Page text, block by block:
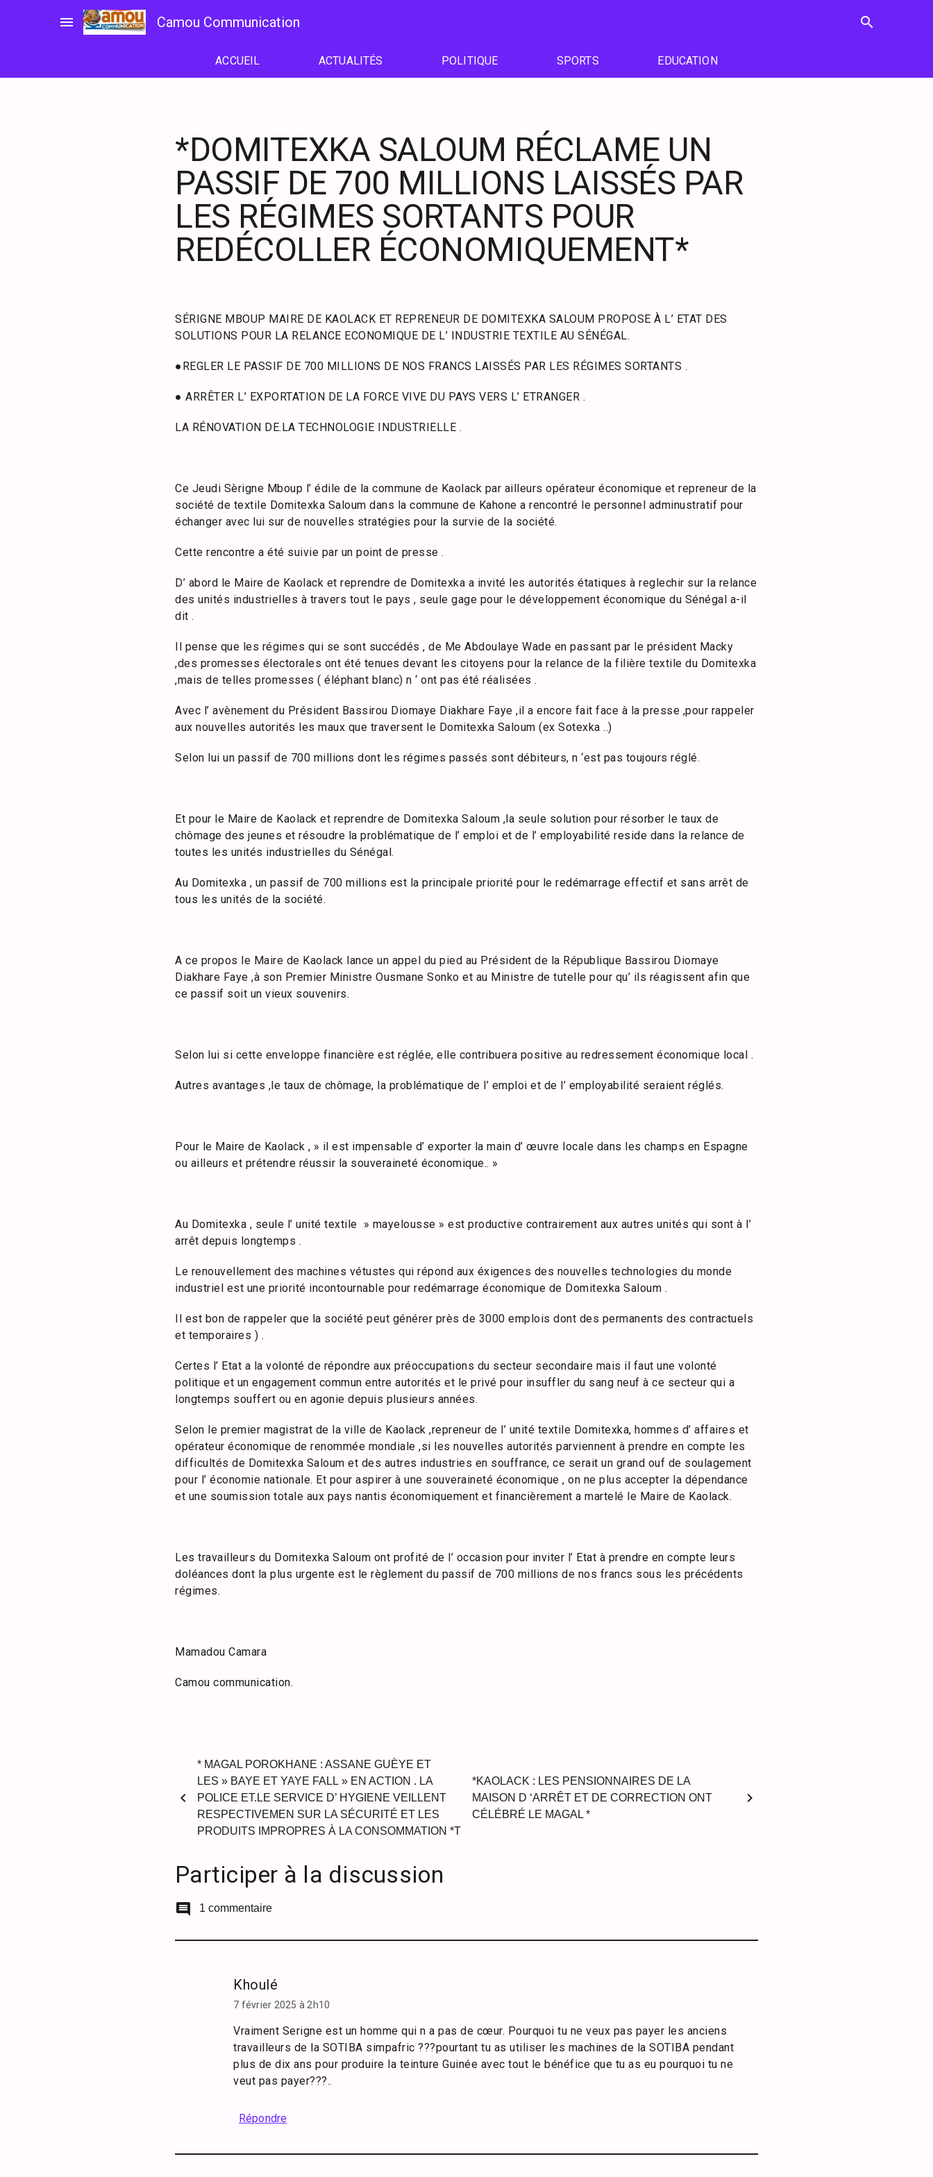
menu Camou Communication search
ACCUEIL ACTUALITÉS POLITIQUE SPORTS EDUCATION
*DOMITEXKA SALOUM RÉCLAME UN
PASSIF DE 700 MILLIONS LAISSÉS PAR
LES RÉGIMES SORTANTS POUR
REDÉCOLLER ÉCONOMIQUEMENT*
SÉRIGNE MBOUP MAIRE DE KAOLACK ET REPRENEUR DE DOMITEXKA SALOUM PROPOSE À L’ ETAT DES
SOLUTIONS POUR LA RELANCE ECONOMIQUE DE L’ INDUSTRIE TEXTILE AU SÉNÉGAL.
●REGLER LE PASSIF DE 700 MILLIONS DE NOS FRANCS LAISSÉS PAR LES RÉGIMES SORTANTS .
● ARRÊTER L’ EXPORTATION DE LA FORCE VIVE DU PAYS VERS L’ ETRANGER .
LA RÉNOVATION DE.LA TECHNOLOGIE INDUSTRIELLE .
Ce Jeudi Sèrigne Mboup l’ édile de la commune de Kaolack par ailleurs opérateur économique et repreneur de la
société de textile Domitexka Saloum dans la commune de Kahone a rencontré le personnel adminustratif pour
échanger avec lui sur de nouvelles stratégies pour la survie de la société.
Cette rencontre a été suivie par un point de presse .
D’ abord le Maire de Kaolack et reprendre de Domitexka a invité les autorités étatiques à reglechir sur la relance
des unités industrielles à travers tout le pays , seule gage pour le développement économique du Sénégal a-il
dit .
Il pense que les régimes qui se sont succédés , de Me Abdoulaye Wade en passant par le président Macky
,des promesses électorales ont été tenues devant les citoyens pour la relance de la filière textile du Domitexka
,mais de telles promesses ( éléphant blanc) n ‘ ont pas été réalisées .
Avec l’ avènement du Président Bassirou Diomaye Diakhare Faye ,il a encore fait face à la presse ,pour rappeler
aux nouvelles autorités les maux que traversent le Domitexka Saloum (ex Sotexka ..)
Selon lui un passif de 700 millions dont les régimes passés sont débiteurs, n ‘est pas toujours réglé.
Et pour le Maire de Kaolack et reprendre de Domitexka Saloum ,la seule solution pour résorber le taux de
chômage des jeunes et résoudre la problématique de l’ emploi et de l’ employabilité reside dans la relance de
toutes les unités industrielles du Sénégal.
Au Domitexka , un passif de 700 millions est la principale priorité pour le redémarrage effectif et sans arrêt de
tous les unités de la société.
A ce propos le Maire de Kaolack lance un appel du pied au Président de la République Bassirou Diomaye
Diakhare Faye ,à son Premier Ministre Ousmane Sonko et au Ministre de tutelle pour qu’ ils réagissent afin que
ce passif soit un vieux souvenirs.
Selon lui si cette enveloppe financière est réglée, elle contribuera positive au redressement économique local .
Autres avantages ,le taux de chômage, la problématique de l’ emploi et de l’ employabilité seraient réglés.
Pour le Maire de Kaolack , » il est impensable d’ exporter la main d’ œuvre locale dans les champs en Espagne
ou ailleurs et prétendre réussir la souveraineté économique.. »
Au Domitexka , seule l’ unité textile » mayelousse » est productive contrairement aux autres unités qui sont à l’
arrêt depuis longtemps .
Le renouvellement des machines vétustes qui répond aux éxigences des nouvelles technologies du monde
industriel est une priorité incontournable pour redémarrage économique de Domitexka Saloum .
Il est bon de rappeler que la société peut générer près de 3000 emplois dont des permanents des contractuels
et temporaires ) .
Certes l’ Etat a la volonté de répondre aux préoccupations du secteur secondaire mais il faut une volonté
politique et un engagement commun entre autorités et le privé pour insuffler du sang neuf à ce secteur qui a
longtemps souffert ou en agonie depuis plusieurs années.
Selon le premier magistrat de la ville de Kaolack ,repreneur de l’ unité textile Domitexka, hommes d’ affaires et
opérateur économique de renommée mondiale ,si les nouvelles autorités parviennent à prendre en compte les
difficultés de Domitexka Saloum et des autres industries en souffrance, ce serait un grand ouf de soulagement
pour l’ économie nationale. Et pour aspirer à une souveraineté économique , on ne plus accepter la dépendance
et une soumission totale aux pays nantis économiquement et financièrement a martelé le Maire de Kaolack.
Les travailleurs du Domitexka Saloum ont profité de l’ occasion pour inviter l’ Etat à prendre en compte leurs
doléances dont la plus urgente est le règlement du passif de 700 millions de nos francs sous les précédents
régimes.
Mamadou Camara
Camou communication.
chevron_left
* MAGAL POROKHANE : ASSANE GUÈYE ET
LES » BAYE ET YAYE FALL » EN ACTION . LA
POLICE ET.LE SERVICE D’ HYGIENE VEILLENT
RESPECTIVEMEN SUR LA SÉCURITÉ ET LES
PRODUITS IMPROPRES À LA CONSOMMATION *T
*KAOLACK : LES PENSIONNAIRES DE LA
MAISON D ‘ARRÊT ET DE CORRECTION ONT
CÉLÉBRÉ LE MAGAL *
chevron_right
Participer à la discussion
comment 1 commentaire
Khoulé
7 février 2025 à 2h10
Vraiment Serigne est un homme qui n a pas de cœur. Pourquoi tu ne veux pas payer les anciens
travailleurs de la SOTIBA simpafric ???pourtant tu as utiliser les machines de la SOTIBA pendant
plus de dix ans pour produire la teinture Guinée avec tout le bénéfice que tu as eu pourquoi tu ne
veut pas payer???..
Répondre